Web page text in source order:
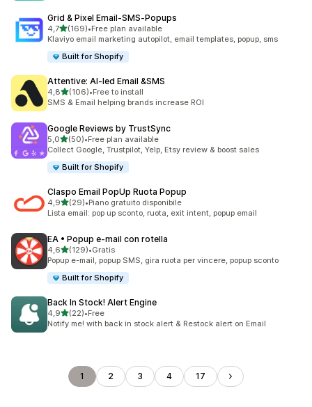
Grid & Pixel Email‑SMS‑Popups
4,7stelle su 5
(169)
169 recensioni totali
•Free plan available
Klaviyo email marketing autopilot, email templates, popup, sms
Built for Shopify
Attentive: AI‑led Email &SMS
4,8stelle su 5
(106)
106 recensioni totali
•Free to install
SMS & Email helping brands increase ROI
Google Reviews by TrustSync
5,0stelle su 5
(50)
50 recensioni totali
•Free plan available
Collect Google, Trustpilot, Yelp, Etsy review & boost sales
Built for Shopify
Claspo Email PopUp Ruota Popup
4,9stelle su 5
(29)
29 recensioni totali
•Piano gratuito disponibile
Lista email: pop up sconto, ruota, exit intent, popup email
EA • Popup e‑mail con rotella
4,6stelle su 5
(129)
129 recensioni totali
•Gratis
Popup e-mail, popup SMS, gira ruota per vincere, popup sconto
Built for Shopify
Back In Stock! Alert Engine
4,9stelle su 5
(22)
22 recensioni totali
•Free
Notify me! with back in stock alert & Restock alert on Email
1 2 3 4 17